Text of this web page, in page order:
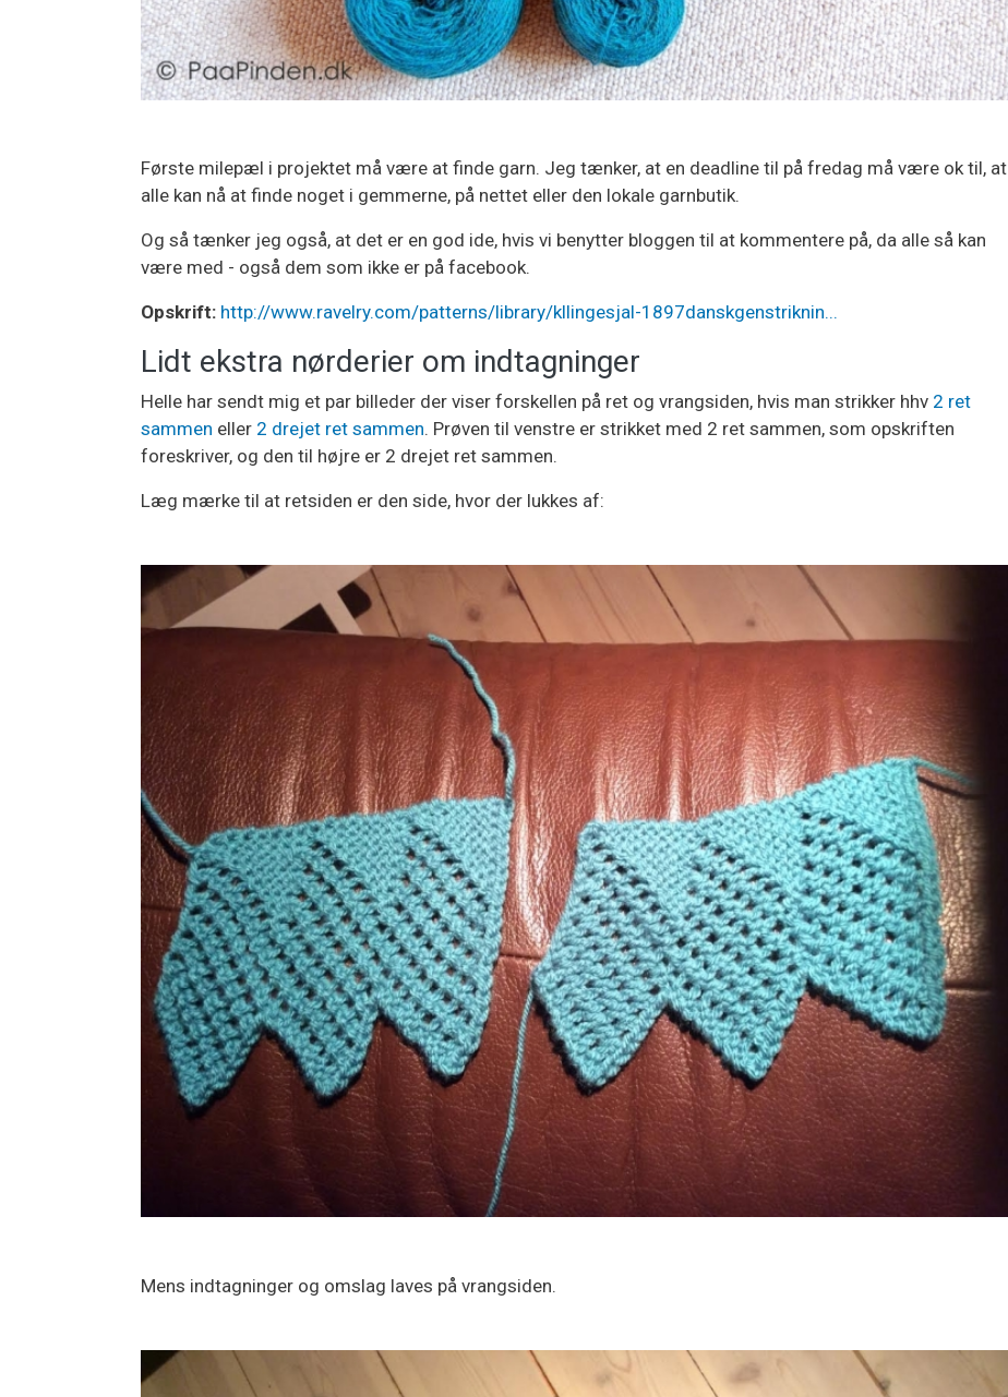
Første milepæl i projektet må være at finde garn. Jeg tænker, at en deadline til på fredag må være ok til, at
alle kan nå at finde noget i gemmerne, på nettet eller den lokale garnbutik.
Og så tænker jeg også, at det er en god ide, hvis vi benytter bloggen til at kommentere på, da alle så kan
være med - også dem som ikke er på facebook.
Opskrift: http://www.ravelry.com/patterns/library/kllingesjal-1897danskgenstriknin...
Lidt ekstra nørderier om indtagninger
Helle har sendt mig et par billeder der viser forskellen på ret og vrangsiden, hvis man strikker hhv 2 ret
sammen eller 2 drejet ret sammen. Prøven til venstre er strikket med 2 ret sammen, som opskriften
foreskriver, og den til højre er 2 drejet ret sammen.
Læg mærke til at retsiden er den side, hvor der lukkes af:
Mens indtagninger og omslag laves på vrangsiden.